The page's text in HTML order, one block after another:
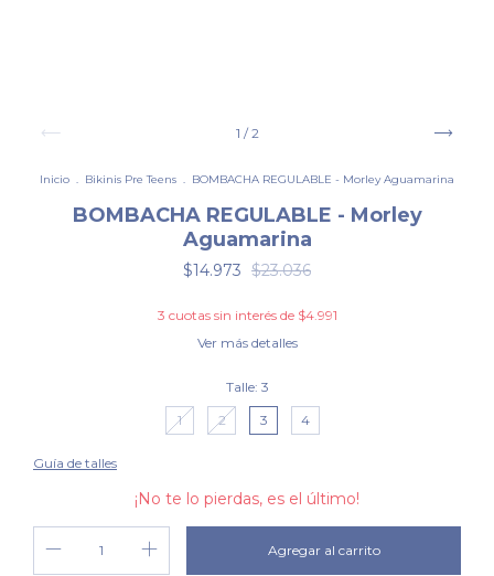
1 /2
Inicio . Bikinis Pre Teens . BOMBACHA REGULABLE - Morley Aguamarina
BOMBACHA REGULABLE - Morley
Aguamarina
$14.973 $23.036
3 cuotas sin interés de $4.991
Ver más detalles
Talle: 3
1
2 3 4
Guía de talles
¡No te lo pierdas, es el último!